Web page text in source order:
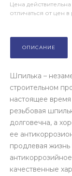
Цена
отличаться от цен
ОПИСАНИЕ
Шпилька –
строительном
настоящее
резьбовая
долговечна, а
ее
продлевая
качественные